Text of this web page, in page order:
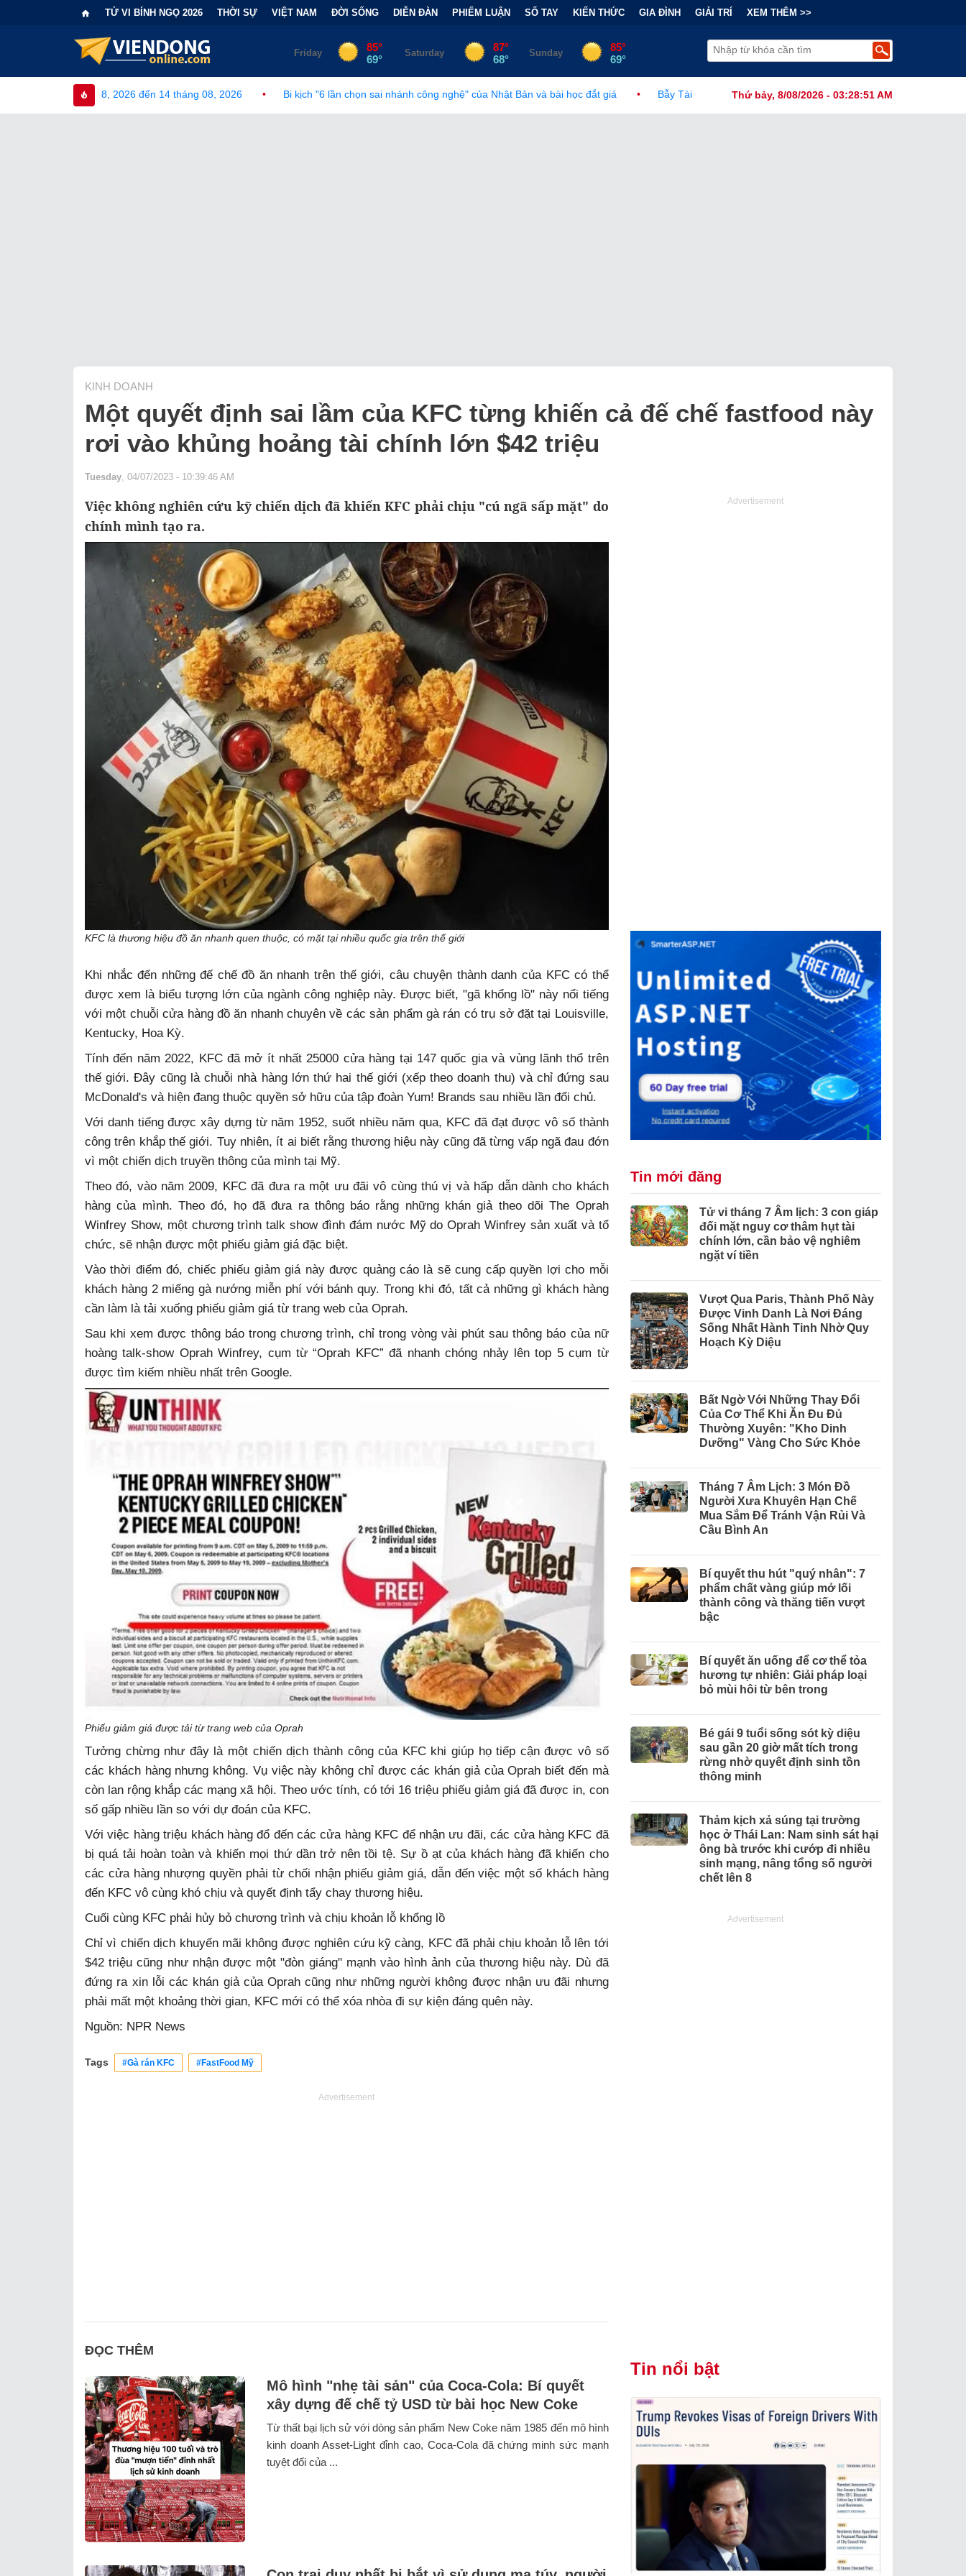
TỬ VI BÍNH NGỌ 2026 THỜI SỰ VIỆT NAM ĐỜI SỐNG DIỄN ĐÀN PHIẾM LUẬN SỔ TAY KIẾN THỨC GIA ĐÌNH GIẢI TRÍ XEM THÊM >>
Thứ bảy, 8/08/2026 - 03:28:52 AM
2026 đến 14 tháng 08, 2026 • Bi kịch "6 lần chọn sai nhánh công nghệ" của Nhật Bản và bài học đắt giá • Bẫy Tài Chính Đằng Sau "Cơn Sốt" Trà Sữa Nhượng Quyền: Lợi Nhuận Thuộc Về Ai?
KINH DOANH
Một quyết định sai lầm của KFC từng khiến cả đế chế fastfood này
rơi vào khủng hoảng tài chính lớn $42 triệu
Tuesday , 04/07/2023 - 10:39:46 AM
Việc không nghiên cứu kỹ chiến dịch đã khiến KFC phải chịu "cú ngã sấp mặt" do
chính mình tạo ra.
KFC là thương hiệu đồ ăn nhanh quen thuộc, có mặt tại nhiều quốc gia trên thế giới
Khi nhắc đến những đế chế đồ ăn nhanh trên thế giới, câu chuyện thành danh của KFC có thể
được xem là biểu tượng lớn của ngành công nghiệp này. Được biết, "gã khổng lồ" này nổi tiếng
với một chuỗi cửa hàng đồ ăn nhanh chuyên về các sản phẩm gà rán có trụ sở đặt tại Louisville,
Kentucky, Hoa Kỳ.
Tính đến năm 2022, KFC đã mở ít nhất 25000 cửa hàng tại 147 quốc gia và vùng lãnh thổ trên
thế giới. Đây cũng là chuỗi nhà hàng lớn thứ hai thế giới (xếp theo doanh thu) và chỉ đứng sau
McDonald's và hiện đang thuộc quyền sở hữu của tập đoàn Yum! Brands sau nhiều lần đổi chủ.
Với danh tiếng được xây dựng từ năm 1952, suốt nhiều năm qua, KFC đã đạt được vô số thành
công trên khắp thế giới. Tuy nhiên, ít ai biết rằng thương hiệu này cũng đã từng vấp ngã đau đớn
vì một chiến dịch truyền thông của mình tại Mỹ.
Theo đó, vào năm 2009, KFC đã đưa ra một ưu đãi vô cùng thú vị và hấp dẫn dành cho khách
hàng của mình. Theo đó, họ đã đưa ra thông báo rằng những khán giả theo dõi The Oprah
Winfrey Show, một chương trình talk show đình đám nước Mỹ do Oprah Winfrey sản xuất và tổ
chức, sẽ nhận được một phiếu giảm giá đặc biệt.
Vào thời điểm đó, chiếc phiếu giảm giá này được quảng cáo là sẽ cung cấp quyền lợi cho mỗi
khách hàng 2 miếng gà nướng miễn phí với bánh quy. Trong khi đó, tất cả những gì khách hàng
cần làm là tải xuống phiếu giảm giá từ trang web của Oprah.
Sau khi xem được thông báo trong chương trình, chỉ trong vòng vài phút sau thông báo của nữ
hoàng talk-show Oprah Winfrey, cụm từ “Oprah KFC” đã nhanh chóng nhảy lên top 5 cụm từ
được tìm kiếm nhiều nhất trên Google.
Phiếu giảm giá được tải từ trang web của Oprah
Tưởng chừng như đây là một chiến dịch thành công của KFC khi giúp họ tiếp cận được vô số
các khách hàng nhưng không. Vụ việc này không chỉ được các khán giả của Oprah biết đến mà
còn lan rộng khắp các mạng xã hội. Theo ước tính, có tới 16 triệu phiếu giảm giá đã được in, con
số gấp nhiều lần so với dự đoán của KFC.
Với việc hàng triệu khách hàng đổ đến các cửa hàng KFC để nhận ưu đãi, các cửa hàng KFC đã
bị quá tải hoàn toàn và khiến mọi thứ dần trở nên tồi tệ. Sự ồ ạt của khách hàng đã khiến cho
các cửa hàng nhượng quyền phải từ chối nhận phiếu giảm giá, dẫn đến việc một số khách hàng
đến KFC vô cùng khó chịu và quyết định tẩy chay thương hiệu.
Cuối cùng KFC phải hủy bỏ chương trình và chịu khoản lỗ khổng lồ
Chỉ vì chiến dịch khuyến mãi không được nghiên cứu kỹ càng, KFC đã phải chịu khoản lỗ lên tới
$42 triệu cũng như nhận được một "đòn giáng" mạnh vào hình ảnh của thương hiệu này. Dù đã
đứng ra xin lỗi các khán giả của Oprah cũng như những người không được nhận ưu đãi nhưng
phải mất một khoảng thời gian, KFC mới có thể xóa nhòa đi sự kiện đáng quên này.
Nguồn: NPR News
Tags #Gà rán KFC #FastFood Mỹ
Advertisement
ĐỌC THÊM
Mô hình "nhẹ tài sản" của Coca-Cola: Bí quyết
xây dựng đế chế tỷ USD từ bài học New Coke
Từ thất bại lịch sử với dòng sản phẩm New Coke năm 1985 đến mô hình
kinh doanh Asset-Light đỉnh cao, Coca-Cola đã chứng minh sức mạnh
tuyệt đối của ...
Advertisement
Tin mới đăng
Tử vi tháng 7 Âm lịch: 3 con giáp
đối mặt nguy cơ thâm hụt tài
chính lớn, cần bảo vệ nghiêm
ngặt ví tiền
Vượt Qua Paris, Thành Phố Này
Được Vinh Danh Là Nơi Đáng
Sống Nhất Hành Tinh Nhờ Quy
Hoạch Kỳ Diệu
Bất Ngờ Với Những Thay Đổi
Của Cơ Thể Khi Ăn Đu Đủ
Thường Xuyên: "Kho Dinh
Dưỡng" Vàng Cho Sức Khỏe
Tháng 7 Âm Lịch: 3 Món Đồ
Người Xưa Khuyên Hạn Chế
Mua Sắm Để Tránh Vận Rủi Và
Cầu Bình An
Bí quyết thu hút "quý nhân": 7
phẩm chất vàng giúp mở lối
thành công và thăng tiến vượt
bậc
Bí quyết ăn uống để cơ thể tỏa
hương tự nhiên: Giải pháp loại
bỏ mùi hôi từ bên trong
Bé gái 9 tuổi sống sót kỳ diệu
sau gần 20 giờ mất tích trong
rừng nhờ quyết định sinh tồn
thông minh
Thảm kịch xả súng tại trường
học ở Thái Lan: Nam sinh sát hại
ông bà trước khi cướp đi nhiều
sinh mạng, nâng tổng số người
chết lên 8
Advertisement
Tin nổi bật